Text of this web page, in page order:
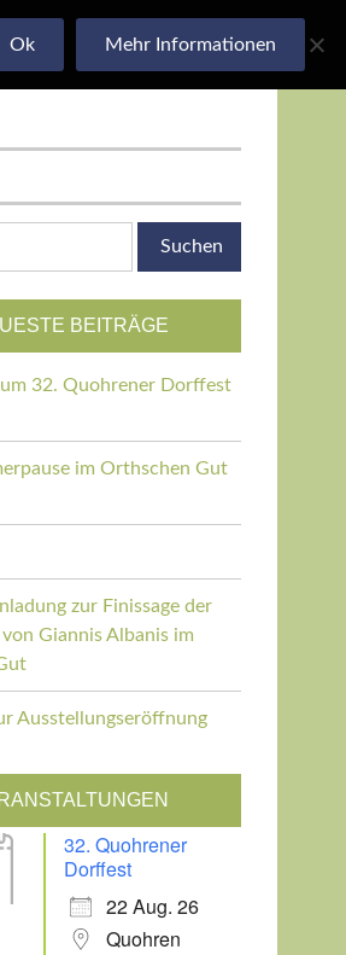
BEITRÄGE
32. Quohrener Dorffest
im Orthschen Gut
zur Finissage der
Giannis Albanis im
Ausstellungseröffnung
32. Quohrener
Dorffest
22 Aug. 26
Quohren
Ok Mehr Informationen